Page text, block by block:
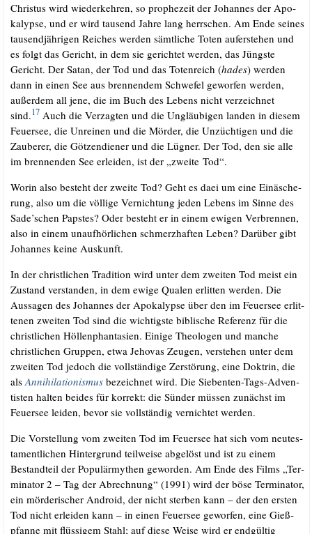
Chris­tus wird wie­der­keh­ren, so pro­phe­zeit der Johan­nes der Apo­
ka­lyp­se, und er wird tau­send Jah­re lang herr­schen. Am Ende sei­nes
tau­send­jäh­ri­gen Rei­ches wer­den sämt­li­che Toten auf­er­ste­hen und
es folgt das Gericht, in dem sie gerich­tet wer­den, das Jüngs­te
Gericht. Der Satan, der Tod und das Toten­reich (hades) wer­den
dann in einen See aus bren­nen­dem Schwe­fel gewor­fen wer­den,
außer­dem all jene, die im Buch des Lebens nicht ver­zeich­net
sind.17 Auch die Ver­zag­ten und die Ungläu­bi­gen lan­den in die­sem
Feu­er­see, die Unrei­nen und die Mör­der, die Unzüch­ti­gen und die
Zau­be­rer, die Göt­zen­die­ner und die Lüg­ner. Der Tod, den sie alle
im bren­nen­den See erlei­den, ist der „zwei­te Tod“.
Wor­in also besteht der zwei­te Tod? Geht es daei um eine Ein­äsche­
rung, also um die völ­li­ge Ver­nich­tung jeden Lebens im Sin­ne des
Sade’schen Paps­tes? Oder besteht er in einem ewi­gen Ver­bren­nen,
also in einem unauf­hör­li­chen schmerz­haf­ten Leben? Dar­über gibt
Johan­nes kei­ne Auskunft.
In der christ­li­chen Tra­di­ti­on wird unter dem zwei­ten Tod meist ein
Zustand ver­stan­den, in dem ewi­ge Qua­len erlit­ten wer­den. Die
Aus­sa­gen des Johan­nes der Apo­ka­lyp­se über den im Feu­er­see erlit­
te­nen zwei­ten Tod sind die wich­tigs­te bibli­sche Refe­renz für die
christ­li­chen Höl­len­phan­ta­sien. Eini­ge Theo­lo­gen und man­che
christ­li­chen Grup­pen, etwa Jeho­vas Zeu­gen, ver­ste­hen unter dem
zwei­ten Tod jedoch die voll­stän­di­ge Zer­stö­rung, eine Dok­trin, die
alsAnni­hi­la­tio­nis­musbezeich­net wird. Die Sie­ben­ten-Tags-Adven­
tis­ten hal­ten bei­des für kor­rekt: die Sün­der müs­sen zunächst im
Feu­er­see lei­den, bevor sie voll­stän­dig ver­nich­tet werden.
Die Vor­stel­lung vom zwei­ten Tod im Feu­er­see hat sich vom neu­tes­
ta­ment­li­chen Hin­ter­grund teil­wei­se abge­löst und ist zu einem
Bestand­teil der Popu­lär­my­then gewor­den. Am Ende des Films „Ter­
mi­na­tor 2 – Tag der Abrech­nung“ (1991) wird der böse Ter­mi­na­tor,
ein mör­de­ri­scher Android, der nicht ster­ben kann – der den ers­ten
Tod nicht erlei­den kann – in einen Feu­er­see gewor­fen, eine Gieß­
pfan­ne mit flüs­si­gem Stahl; auf die­se Wei­se wird er end­gül­tig